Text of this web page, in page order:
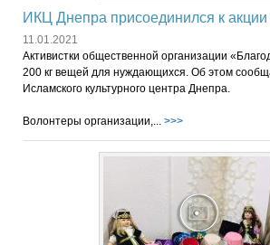
ИКЦ Днепра присоединился к
11.01.2021
Активистки общественной организации
200 кг вещей для нуждающихся. Об этом
Исламского культурного центра Днепра.
Волонтеры организации,... >>>